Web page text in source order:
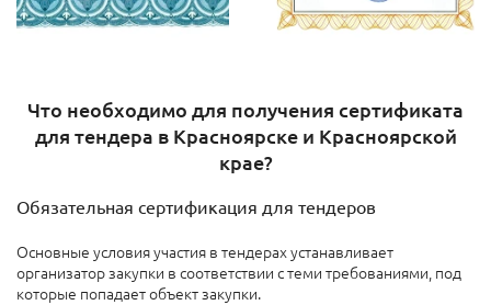
Что необходимо для получения сертификата
для тендера в Красноярске и Красноярской
крае?
Обязательная сертификация для тендеров
Основные условия участия в тендерах устанавливает
организатор закупки в соответствии с теми требованиями, под
которые попадает объект закупки.